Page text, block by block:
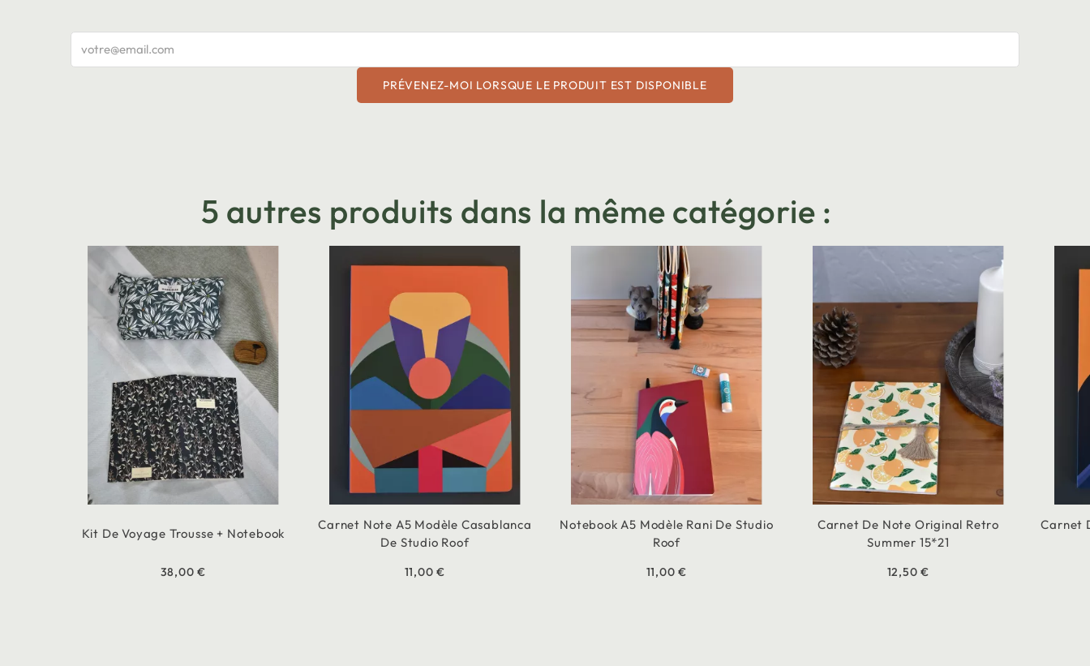
PRÉVENEZ-MOI LORSQUE LE PRODUIT EST DISPONIBLE
5 autres produits dans la même catégorie :
Kit De Voyage Trousse + Notebook
38,00 €
Carnet Note A5 Modèle Casablanca
De Studio Roof
11,00 €
Notebook A5 Modèle Rani De Studio
Roof
11,00 €
Carnet De Note Original Retro
Summer 15*21
12,50 €
Carnet